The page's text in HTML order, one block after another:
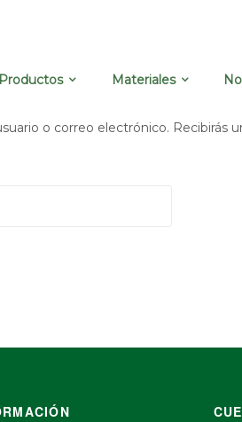
Productos Materiales
o correo electrónico. Recibirás